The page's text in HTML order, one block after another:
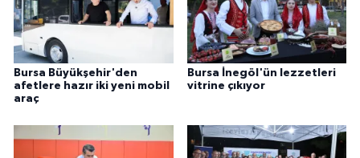
Bursa Büyükşehir'den
afetlere hazır iki yeni mobil
araç
Bursa İnegöl'ün lezzetleri
vitrine çıkıyor